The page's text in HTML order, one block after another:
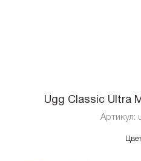
Ugg Classic Ultra
Артикул: